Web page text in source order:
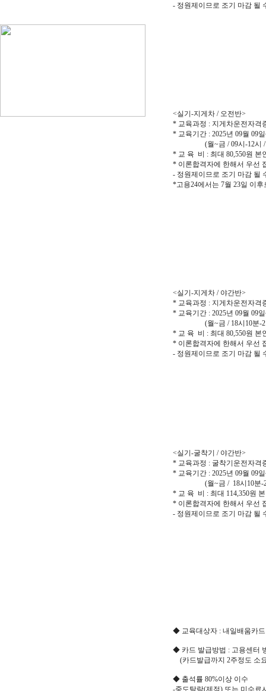
- 정원제이므로 조기 마감 될
<실기-지게차 / 오전반>
* 교육과정 : 지게차운전자격
* 교육기간 : 2025년 09월 09
(월~금 / 09시-12시 / 총
* 교 육 비 : 최대 80,550원 본
* 이론합격자에 한해서 우선
- 정원제이므로 조기 마감 될
*고용24에서는 7월 23일 이
<실기-지게차 / 야간반>
* 교육과정 : 지게차운전자격
* 교육기간 : 2025년 09월 09
(월~금 / 18시10분-21시
* 교 육 비 : 최대 80,550원 본
* 이론합격자에 한해서 우선
- 정원제이므로 조기 마감 될
<실기-굴착기 / 야간반>
* 교육과정 : 굴착기운전자격
* 교육기간 : 2025년 09월 09
(월~금 / 18시10분-21시
* 교 육 비 : 최대 114,350원
* 이론합격자에 한해서 우선
- 정원제이므로 조기 마감 될
◆ 교육대상자 : 내일배움카
◆ 카드 발급방법 : 고용센터
(카드발급까지 2주정도 소
◆ 출석률 80%이상 이수
-중도탈락(제적) 또는 미수료